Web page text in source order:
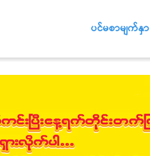
ပင်မစာမျက်နှာ